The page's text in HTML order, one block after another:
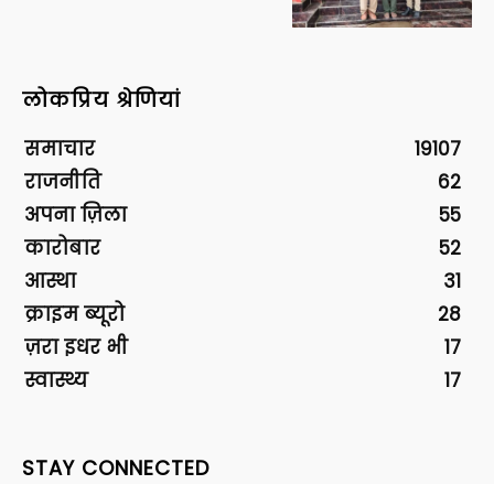
लोकप्रिय श्रेणियां
समाचार
19107
राजनीति
62
अपना ज़िला
55
कारोबार
52
आस्था
31
क्राइम ब्यूरो
28
ज़रा इधर भी
17
स्वास्थ्य
17
STAY CONNECTED